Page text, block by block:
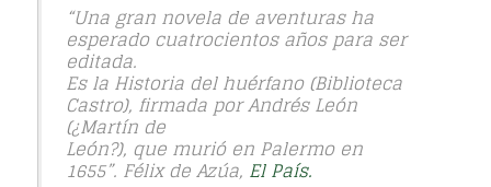
“Una gran novela de aventuras ha
esperado cuatrocientos años para ser
editada.
Es la Historia del huérfano (Biblioteca
Castro), firmada por Andrés León
(¿Martín de
León?), que murió en Palermo en
1655”. Félix de Azúa, El País.